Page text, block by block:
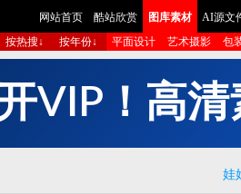
网站首页 酷站欣赏 图库素材
AI源文
按热搜↓ 按年份↓ 平面设计 艺术摄影 包
图 生 成 短
娃